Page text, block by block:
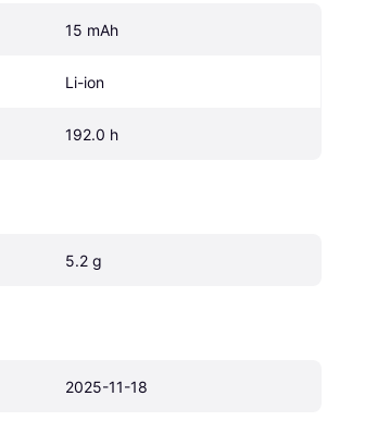
15 mAh
Li-ion
192.0 h
5.2 g
2025-11-18